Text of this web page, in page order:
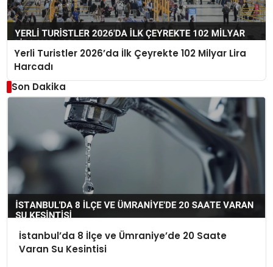
Yerli Turistler 2026’da İlk Çeyrekte 102 Milyar Lira
Harcadı
Son Dakika
İstanbul’da 8 İlçe ve Ümraniye’de 20 Saate
Varan Su Kesintisi